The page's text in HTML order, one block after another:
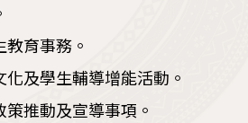
育事務。
及學生輔導增能活動。
推動及宣導事項。